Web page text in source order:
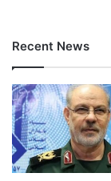
Recent News